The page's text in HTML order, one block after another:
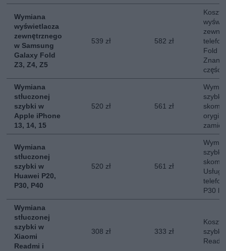
Wymiana
wyświetlacza
zewnętrznego
w Samsung
Galaxy Fold
Z3, Z4, Z5
539 zł 582 zł
Koszt
Fold
Znany
części.
Wymiana
stłuczonej
szybki w
Apple iPhone
13, 14, 15
520 zł 561 zł
Wymiana
stłuczonej
szybki w
Huawei P20,
P30, P40
520 zł 561 zł
P30
Wymiana
stłuczonej
szybki w
Xiaomi
Readmi i
308 zł 333 zł
Koszt
szybki